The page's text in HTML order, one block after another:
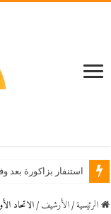
استنفار بزاكورة بعد
الرئيسية / اﻷرشيف / الاتحاد